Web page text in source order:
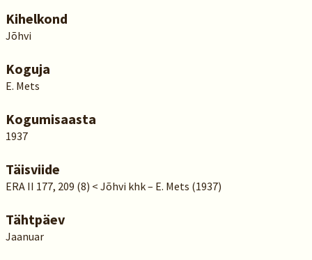
Kihelkond
Jõhvi
Koguja
E. Mets
Kogumisaasta
1937
Täisviide
ERA II 177, 209 (8) < Jõhvi khk – E. Mets (1937)
Tähtpäev
Jaanuar